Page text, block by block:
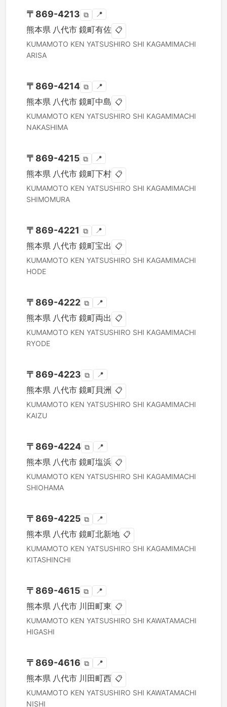
〒 869-4213 ⧉ 📍
熊本県 八代市 鏡町有佐 📋
KUMAMOTO KEN YATSUSHIRO SHI KAGAMIMACHI
ARISA
〒 869-4214 ⧉ 📍
熊本県 八代市 鏡町中島 📋
KUMAMOTO KEN YATSUSHIRO SHI KAGAMIMACHI
NAKASHIMA
〒 869-4215 ⧉ 📍
熊本県 八代市 鏡町下村 📋
KUMAMOTO KEN YATSUSHIRO SHI KAGAMIMACHI
SHIMOMURA
〒 869-4221 ⧉ 📍
熊本県 八代市 鏡町宝出 📋
KUMAMOTO KEN YATSUSHIRO SHI KAGAMIMACHI
HODE
〒 869-4222 ⧉ 📍
熊本県 八代市 鏡町両出 📋
KUMAMOTO KEN YATSUSHIRO SHI KAGAMIMACHI
RYODE
〒 869-4223 ⧉ 📍
熊本県 八代市 鏡町貝洲 📋
KUMAMOTO KEN YATSUSHIRO SHI KAGAMIMACHI
KAIZU
〒 869-4224 ⧉ 📍
熊本県 八代市 鏡町塩浜 📋
KUMAMOTO KEN YATSUSHIRO SHI KAGAMIMACHI
SHIOHAMA
〒 869-4225 ⧉ 📍
熊本県 八代市 鏡町北新地 📋
KUMAMOTO KEN YATSUSHIRO SHI KAGAMIMACHI
KITASHINCHI
〒 869-4615 ⧉ 📍
熊本県 八代市 川田町東 📋
KUMAMOTO KEN YATSUSHIRO SHI KAWATAMACHI
HIGASHI
〒 869-4616 ⧉ 📍
熊本県 八代市 川田町西 📋
KUMAMOTO KEN YATSUSHIRO SHI KAWATAMACHI
NISHI